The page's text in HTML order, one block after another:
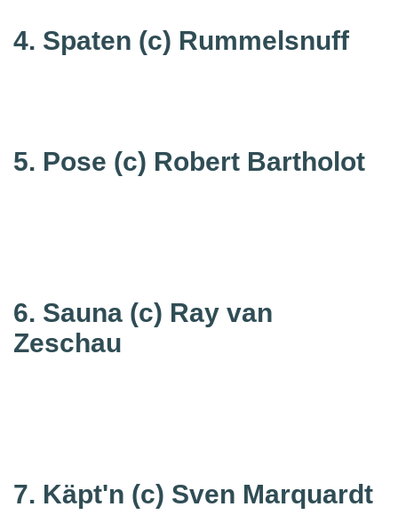
4. Spaten (c) Rummelsnuff
5. Pose (c) Robert Bartholot
6. Sauna (c) Ray van
Zeschau
7. Käpt'n (c) Sven Marquardt